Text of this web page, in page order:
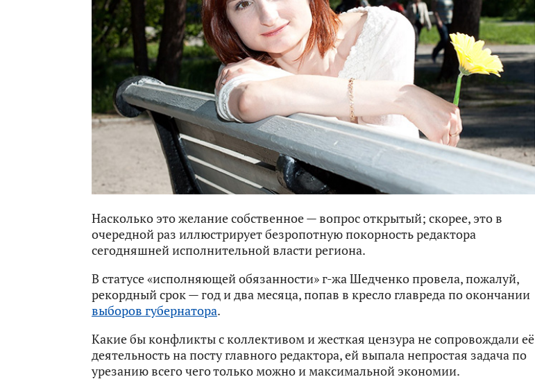
Насколько это желание собственное — вопрос открытый; скорее, это в
очередной раз иллюстрирует безропотную покорность редактора
сегодняшней исполнительной власти региона.
В статусе «исполняющей обязанности» г-жа Шедченко провела, пожалуй,
рекордный срок — год и два месяца, попав в кресло главреда по окончании
выборов губернатора.
Какие бы конфликты с коллективом и жесткая цензура не сопровождали её
деятельность на посту главного редактора, ей выпала непростая задача по
урезанию всего чего только можно и максимальной экономии.